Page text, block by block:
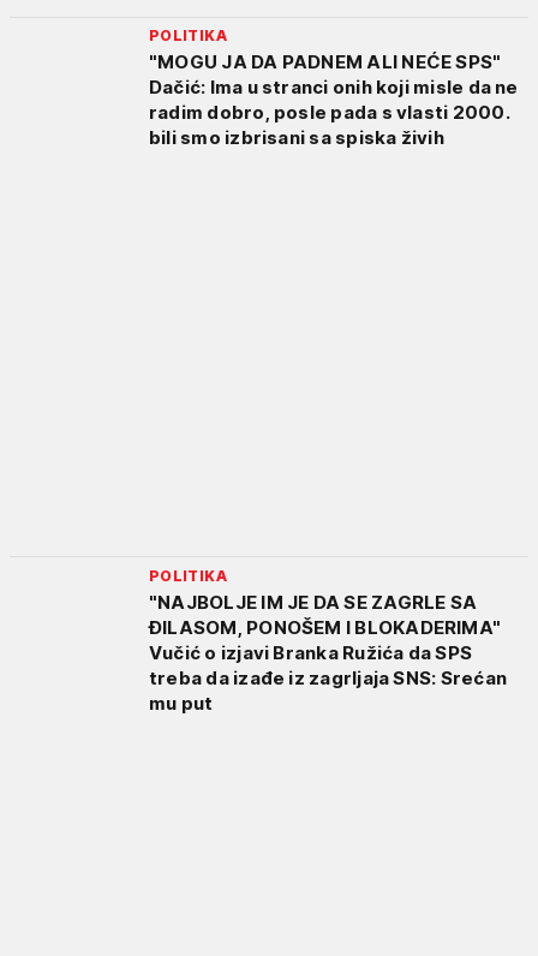
POLITIKA
"MOGU JA DA PADNEM ALI NEĆE SPS"
Dačić: Ima u stranci onih koji misle da ne
radim dobro, posle pada s vlasti 2000.
bili smo izbrisani sa spiska živih
POLITIKA
"NAJBOLJE IM JE DA SE ZAGRLE SA
ĐILASOM, PONOŠEM I BLOKADERIMA"
Vučić o izjavi Branka Ružića da SPS
treba da izađe iz zagrljaja SNS: Srećan
mu put